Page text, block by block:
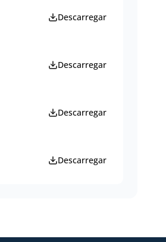
Descarregar
Descarregar
Descarregar
Descarregar